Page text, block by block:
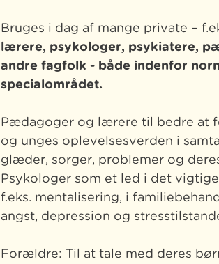
Bruges i dag af mange private –
lærere, psykologer, psykiatere,
andre fagfolk - både indenfor
specialområdet.
Pædagoger og lærere til bedre at
og unges oplevelsesverden i
glæder, sorger, problemer og
Psykologer som et led i det
f.eks. mentalisering, i
angst, depression og
Forældre: Til at tale med deres